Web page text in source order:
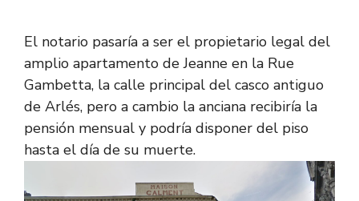
El notario pasaría a ser el propietario legal del
amplio apartamento de Jeanne en la Rue
Gambetta, la calle principal del casco antiguo
de Arlés, pero a cambio la anciana recibiría la
pensión mensual y podría disponer del piso
hasta el día de su muerte.